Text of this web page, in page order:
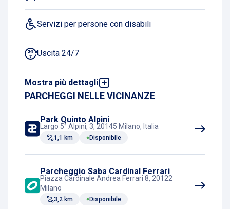
Servizi per persone con disabili
Uscita 24/7
Mostra più dettagli
2wheels
Tram
PARCHEGGI NELLE VICINANZE
Park Quinto Alpini
Largo 5° Alpini, 3, 20145 Milano, Italia
1,1 km Disponibile
Parcheggio Saba Cardinal Ferrari
Piazza Cardinale Andrea Ferrari 8, 20122
Milano
3,2 km Disponibile